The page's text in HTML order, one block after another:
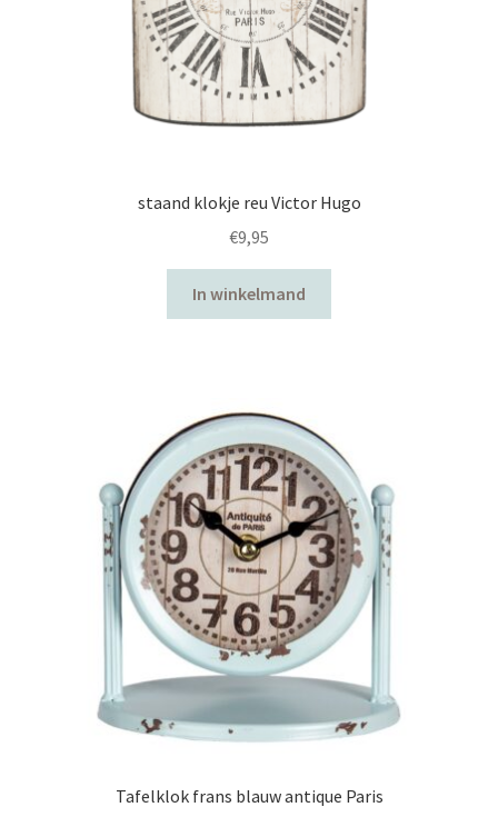
staand klokje reu Victor Hugo
€9,95
In winkelmand
Tafelklok frans blauw antique Paris